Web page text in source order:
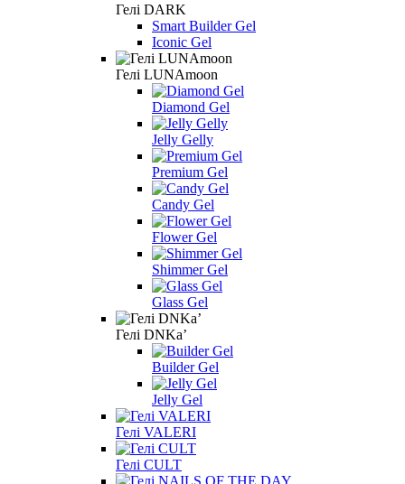
Гелі DARK
Smart Builder Gel
Iconic Gel
Гелі LUNAmoon
Diamond Gel
Jelly Gelly
Premium Gel
Candy Gel
Flower Gel
Shimmer Gel
Glass Gel
Гелі DNKa’
Builder Gel
Jelly Gel
Гелі VALERI
Гелі CULT